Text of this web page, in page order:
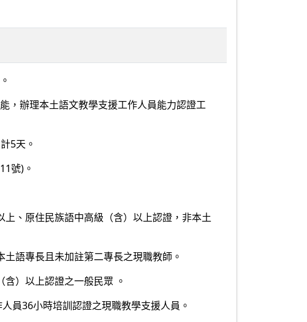
，辦理本土語文教學支援工作人員能力認證工
5天。
號)。
、原住民族語中高級（含）以上認證，非本土
語專長且未加註第二專長之現職教師。
）以上認證之一般民眾 。
員36小時培訓認證之現職教學支援人員。